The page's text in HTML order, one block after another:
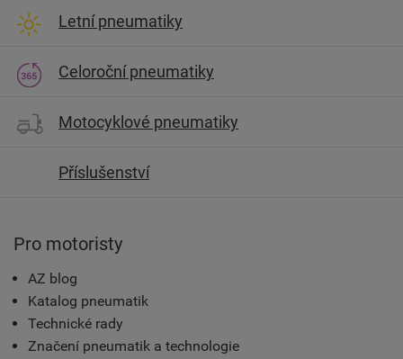
Letní pneumatiky
Celoroční pneumatiky
Motocyklové pneumatiky
Příslušenství
Pro motoristy
AZ blog
Katalog pneumatik
Technické rady
Značení pneumatik a technologie